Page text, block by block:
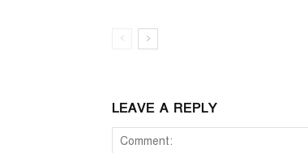
LEAVE A REPLY